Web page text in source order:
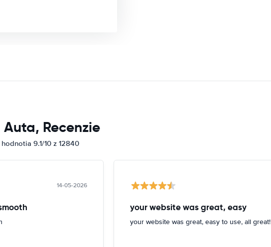
Recenzie
9.1/10 z 12840
14-05-2026
your website was great, easy
your website was great, easy to use, all great!